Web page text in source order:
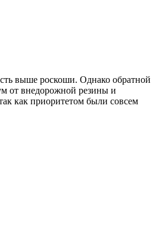
выше роскоши. Однако обратной
от внедорожной резины и
как приоритетом были совсем